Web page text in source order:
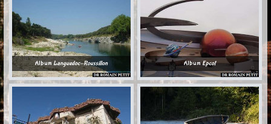
Album Languedoc-Roussillon AlbumEpcot